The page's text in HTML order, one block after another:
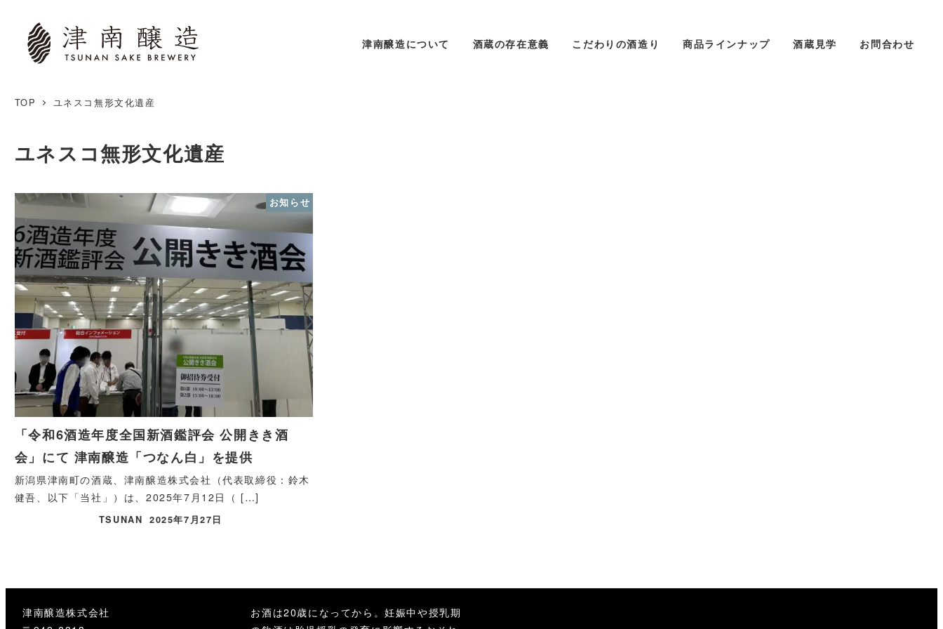
津南醸造について 酒蔵の存在意義 こだわりの酒造り 商品ラインナップ 酒蔵見学 お問合わせ
TOP ユネスコ無形文化遺産
ユネスコ無形文化遺産
お知らせ
「令和6酒造年度全国新酒鑑評会 公開きき酒
会」にて 津南醸造「つなん白」を提供
新潟県津南町の酒蔵、津南醸造株式会社（代表取締役：鈴木
健吾、以下「当社」）は、2025年7月12日（ […]
TSUNAN 2025年7月27日
津南醸造株式会社
お酒は20歳になってから。妊娠中や授乳期